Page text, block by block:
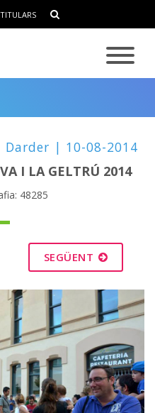
TITULARS
Darder | 10-08-2014
I LA GELTRÚ 2014
48285
SEGÜENT